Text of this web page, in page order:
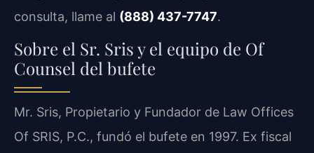
consulta, llame al (888) 437-7747.
Sobre el Sr. Sris y el equipo de Of
Counsel del bufete
Mr. Sris, Propietario y Fundador de Law Offices
Of SRIS, P.C., fundó el bufete en 1997. Ex fiscal